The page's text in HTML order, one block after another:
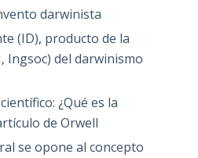
darwinista
(ID), producto de la
Ingsoc) del darwinismo
¿Qué es la
de Orwell
se opone al concepto